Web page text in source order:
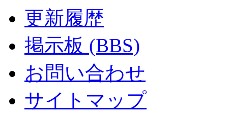
更新履歴
掲示板 (BBS)
お問い合わせ
サイトマップ